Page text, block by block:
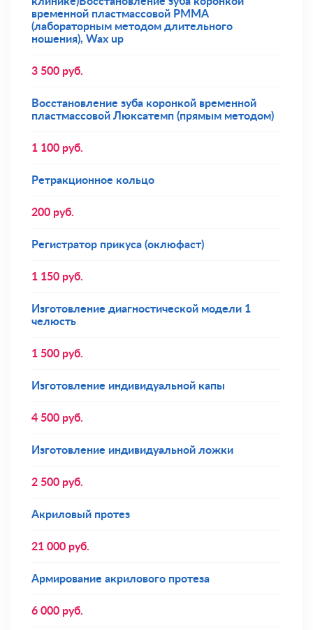
временной пластмассовой РММА
(лабораторным методом длительного
ношения), Wax up
3 500 руб.
Восстановление зуба коронкой временной
пластмассовой Люксатемп (прямым методом)
1 100 руб.
Ретракционное кольцо
200 руб.
Регистратор прикуса (оклюфаст)
1 150 руб.
Изготовление диагностической модели 1
челюсть
1 500 руб.
Изготовление индивидуальной капы
4 500 руб.
Изготовление индивидуальной ложки
2 500 руб.
Акриловый протез
21 000 руб.
Армирование акрилового протеза
6 000 руб.